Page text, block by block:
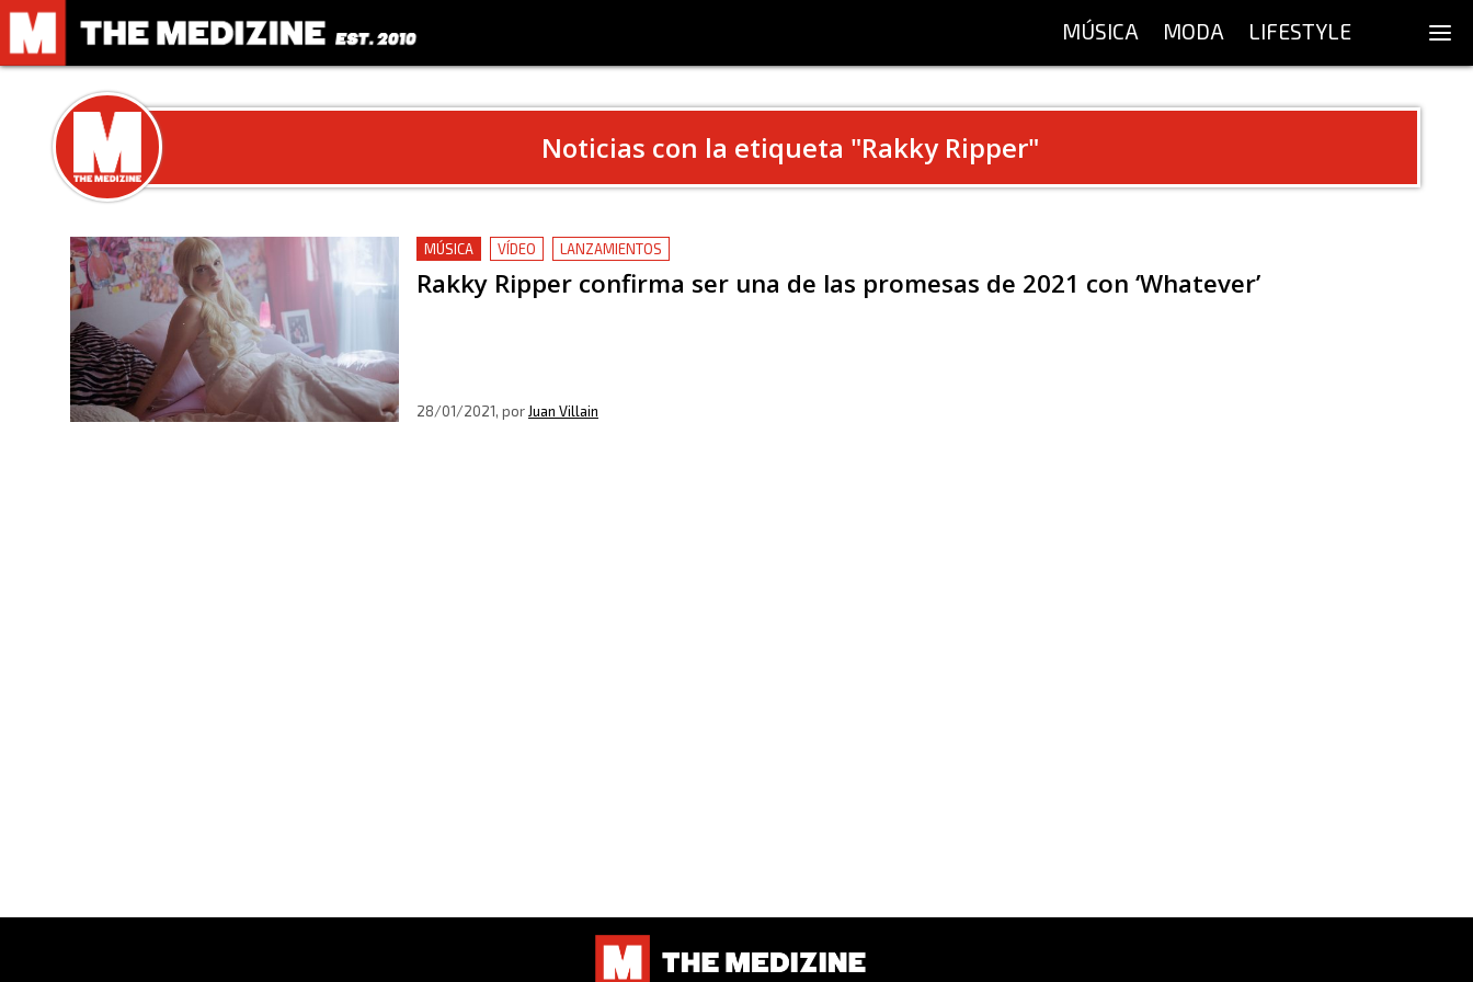
MÚSICA MODA LIFESTYLE
Noticias con la etiqueta "Rakky Ripper"
MÚSICA VÍDEO LANZAMIENTOS
Rakky Ripper confirma ser una de las promesas de 2021 con ‘Whatever’
28/01/2021, por Juan Villain